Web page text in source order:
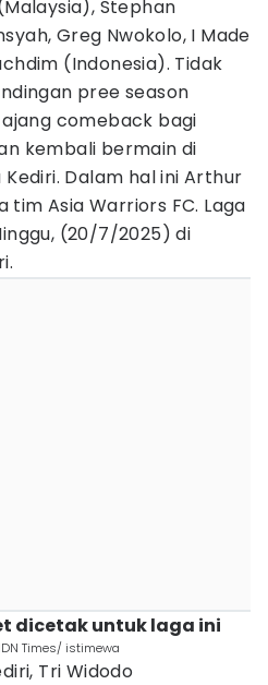
Stephan
Greg Nwokolo, I Made
(Indonesia). Tidak
pree season
comeback bagi
kembali bermain di
Dalam hal ini Arthur
Asia Warriors FC. Laga
(20/7/2025) di
dicetak untuk laga ini
Times/ istimewa
Tri Widodo